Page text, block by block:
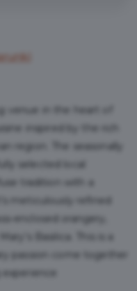
venue in the heart of
inspired by the rich
region. The seasonally
selected local
tradition with a
meticulously refined
enclosed orangery,
Basilica. This is a
passion come together